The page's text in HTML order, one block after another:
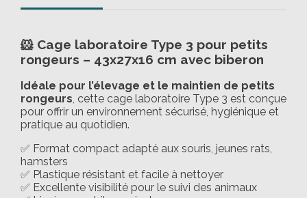
🐹 Cage laboratoire Type 3 pour petits
rongeurs – 43x27x16 cm avec biberon
Idéale pour l’élevage et le maintien de petits
rongeurs, cette cage laboratoire Type 3 est conçue
pour offrir un environnement sécurisé, hygiénique et
pratique au quotidien.
✅ Format compact adapté aux souris, jeunes rats,
hamsters
✅ Plastique résistant et facile à nettoyer
✅ Excellente visibilité pour le suivi des animaux